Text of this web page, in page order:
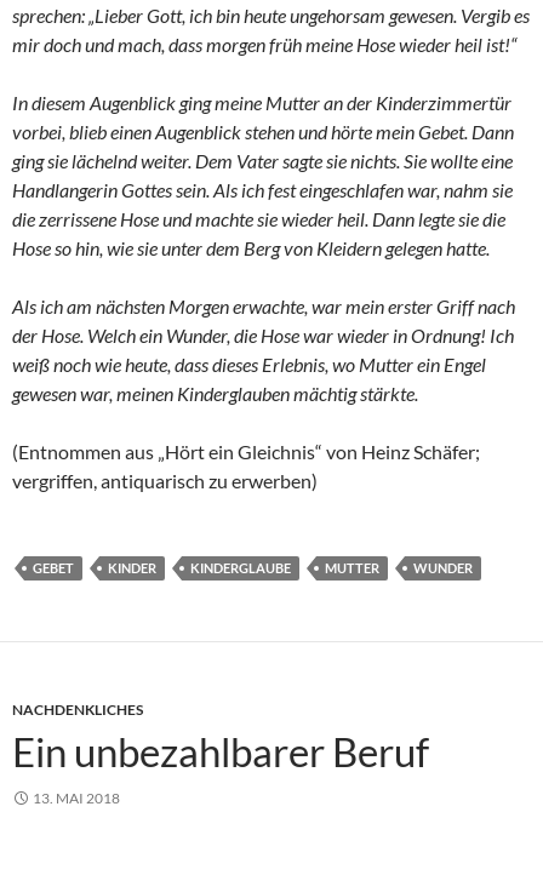
sprechen: „Lieber Gott, ich bin heute ungehorsam gewesen. Vergib es
mir doch und mach, dass morgen früh meine Hose wieder heil ist!“
In diesem Augenblick ging meine Mutter an der Kinderzimmertür
vorbei, blieb einen Augenblick stehen und hörte mein Gebet. Dann
ging sie lächelnd weiter. Dem Vater sagte sie nichts. Sie wollte eine
Handlangerin Gottes sein. Als ich fest eingeschlafen war, nahm sie
die zerrissene Hose und machte sie wieder heil. Dann legte sie die
Hose so hin, wie sie unter dem Berg von Kleidern gelegen hatte.
Als ich am nächsten Morgen erwachte, war mein erster Griff nach
der Hose. Welch ein Wunder, die Hose war wieder in Ordnung! Ich
weiß noch wie heute, dass dieses Erlebnis, wo Mutter ein Engel
gewesen war, meinen Kinderglauben mächtig stärkte.
(Entnommen aus „Hört ein Gleichnis“ von Heinz Schäfer;
vergriffen, antiquarisch zu erwerben)
GEBET KINDER KINDERGLAUBE MUTTER WUNDER
NACHDENKLICHES
Ein unbezahlbarer Beruf
13. MAI 2018